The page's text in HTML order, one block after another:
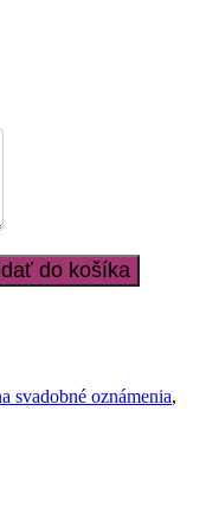
do košíka
svadobné oznámenia,